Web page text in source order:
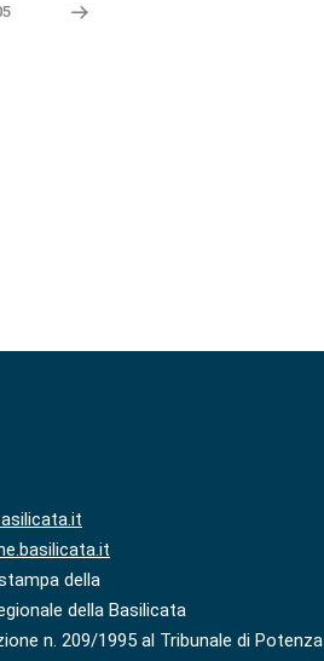
della
della Basilicata
n. 209/1995 al Tribunale di Potenza